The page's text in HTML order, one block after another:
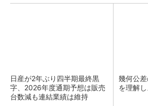
日産が2年ぶり四半期最終黒
字、2026年度通期予想は販売
台数減も連結業績は維持
幾何公差
を理解し